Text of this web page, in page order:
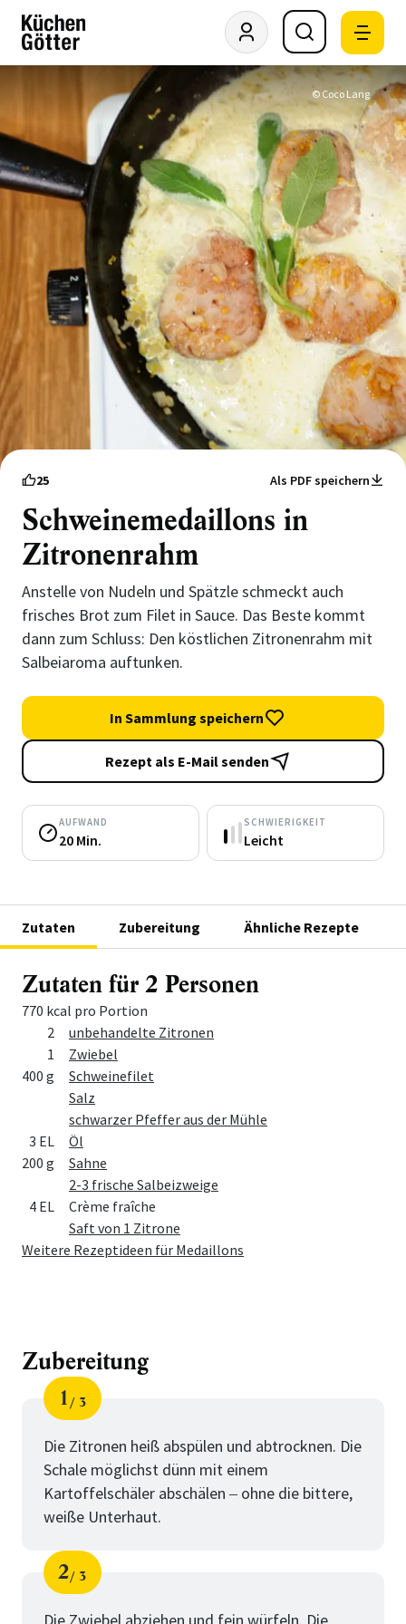
© Coco Lang
25 Als PDF speichern
Schweinemedaillons in
Zitronenrahm
Anstelle von Nudeln und Spätzle schmeckt auch
frisches Brot zum Filet in Sauce. Das Beste kommt
dann zum Schluss: Den köstlichen Zitronenrahm mit
Salbeiaroma auftunken.
In Sammlung speichern
Rezept als E-Mail senden
AUFWAND
20 Min.
SCHWIERIGKEIT
Leicht
Zutaten Zubereitung Ähnliche Rezepte
Zutaten für 2 Personen
770 kcal pro Portion
Menge
Zutat
2
unbehandelte Zitronen
1
Zwiebel
400 g
Schweinefilet
Salz
schwarzer Pfeffer aus der Mühle
3 EL
Öl
200 g
Sahne
2-3 frische Salbeizweige
4 EL
Crème fraîche
Saft von 1 Zitrone
Weitere Rezeptideen für Medaillons
Zubereitung
Schritt
1
von
3
Die Zitronen heiß abspülen und abtrocknen. Die
Schale möglichst dünn mit einem
Kartoffelschäler abschälen ‒ ohne die bittere,
weiße Unterhaut.
Schritt
2
von
3